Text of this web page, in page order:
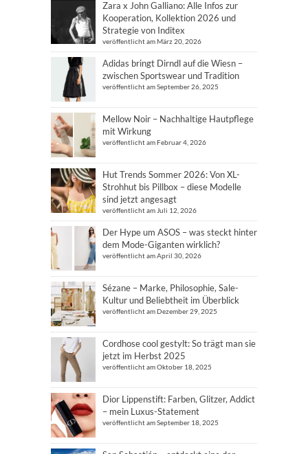
Zara x John Galliano: Alle Infos zur
Kooperation, Kollektion 2026 und
Strategie von Inditex
veröffentlicht am März 20, 2026
Adidas bringt Dirndl auf die Wiesn –
zwischen Sportswear und Tradition
veröffentlicht am September 26, 2025
Mellow Noir – Nachhaltige Hautpflege
mit Wirkung
veröffentlicht am Februar 4, 2026
Hut Trends Sommer 2026: Von XL-
Strohhut bis Pillbox – diese Modelle
sind jetzt angesagt
veröffentlicht am Juli 12, 2026
Der Hype um ASOS – was steckt hinter
dem Mode-Giganten wirklich?
veröffentlicht am April 30, 2026
Sézane – Marke, Philosophie, Sale-
Kultur und Beliebtheit im Überblick
veröffentlicht am Dezember 29, 2025
Cordhose cool gestylt: So trägt man sie
jetzt im Herbst 2025
veröffentlicht am Oktober 18, 2025
Dior Lippenstift: Farben, Glitzer, Addict
– mein Luxus-Statement
veröffentlicht am September 18, 2025